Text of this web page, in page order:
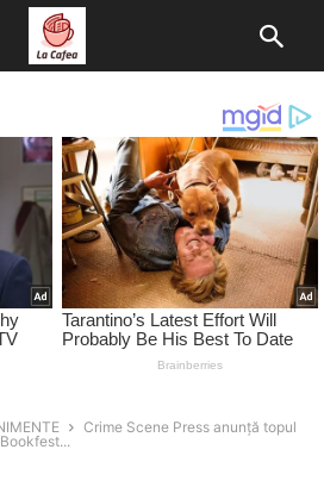
Crime Scene Press anunță topul